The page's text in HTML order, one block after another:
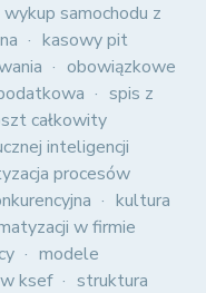
wykup samochodu z
kasowy pit
obowiązkowe
spis z
całkowity
inteligencji
procesów
kultura
w firmie
modele
ksef
struktura